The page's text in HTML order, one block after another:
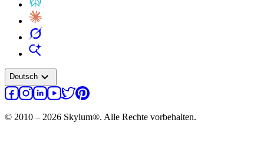
Deutsch expand_more
© 2010 – 2026 Skylum®. Alle Rechte vorbehalten.